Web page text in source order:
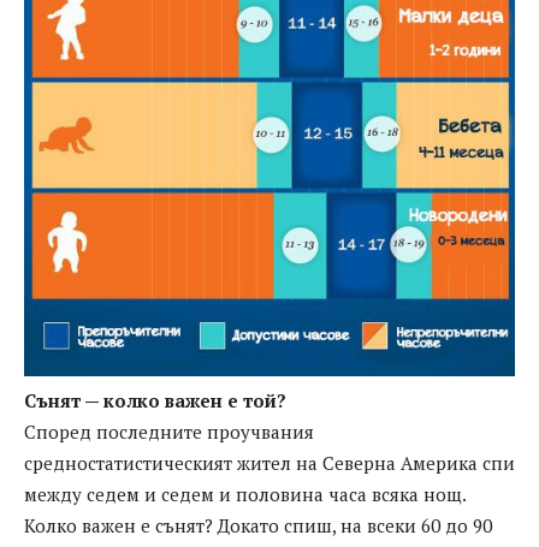
Сънят — колко важен е той?
Според последните проучвания
средностатистическият жител на Северна Америка спи
между седем и седем и половина часа всяка нощ.
Колко важен е сънят? Докато спиш, на всеки 60 до 90